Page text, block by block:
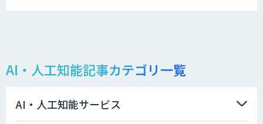
AI・人工知能記事カテゴリ一覧
AI・人工知能サービス